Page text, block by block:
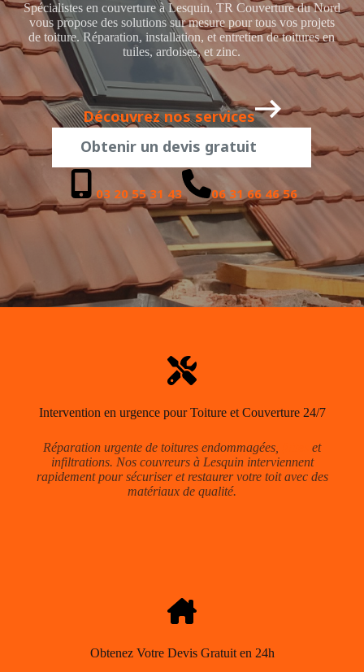
Spécialistes en couverture à Lesquin, TR Couverture du Nord
vous propose des solutions sur mesure pour tous vos projets
de toiture. Réparation, installation, et entretien de toitures en
tuiles, ardoises, et zinc.
Découvrez nos services
Obtenir un devis gratuit
03 20 55 31 43 06 31 66 46 56
Intervention en urgence pour Toiture et Couverture 24/7
Réparation urgente de toitures endommagées,
et
infiltrations. Nos couvreurs à Lesquin interviennent
rapidement pour sécuriser et restaurer votre toit avec des
matériaux de qualité.
Obtenez Votre Devis Gratuit en 24h